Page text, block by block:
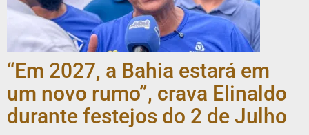
“Em 2027, a Bahia estará em
um novo rumo”, crava Elinaldo
durante festejos do 2 de Julho